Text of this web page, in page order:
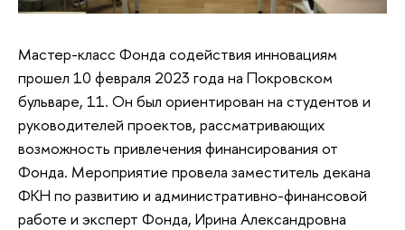
Мастер-класс Фонда содействия инновациям
прошел 10 февраля 2023 года на Покровском
бульваре, 11. Он был ориентирован на студентов и
руководителей проектов, рассматривающих
возможность привлечения финансирования от
Фонда. Мероприятие провела заместитель декана
ФКН по развитию и административно-финансовой
работе и эксперт Фонда, Ирина Александровна